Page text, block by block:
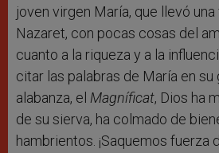
joven virgen María, que llevó
Nazaret, con pocas cosas del
cuanto a la riqueza y a la
citar las palabras de María en su
alabanza, el Magníficat, Dios ha
de su sierva, ha colmado de
hambrientos. ¡Saquemos fuerza